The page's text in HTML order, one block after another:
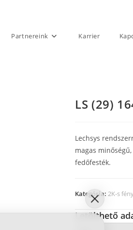
Partnereink Karrier
LS (29)
Lechsys
magas
fedőfesték.
Kategória:2K-s
Letölthető